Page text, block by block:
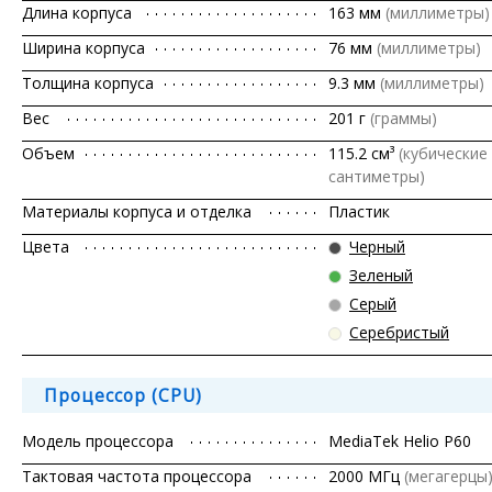
Длина корпуса
163 мм (миллиметры)
Ширина корпуса
76 мм (миллиметры)
Толщина корпуса
9.3 мм (миллиметры)
Вес
201 г (граммы)
Объем
115.2 см³ (кубические
сантиметры)
Материалы корпуса и отделка
Пластик
Цвета
Черный
Зеленый
Серый
Серебристый
Процессор (CPU)
Модель процессора
MediaTek Helio P60
Тактовая частота процессора
2000 МГц (мегагерцы)